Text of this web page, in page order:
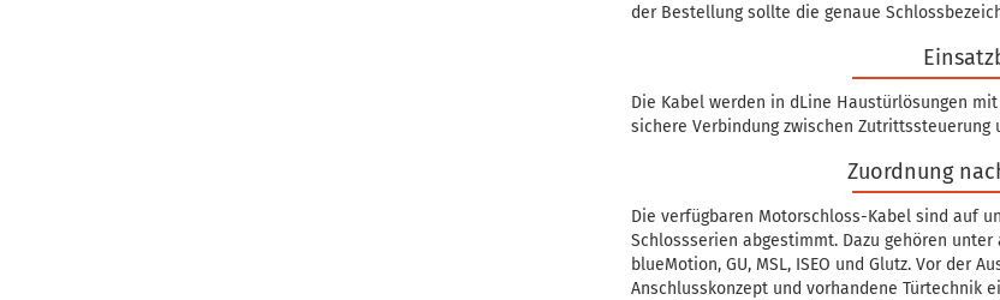
der Bestellung sollte die genaue
Die Kabel werden in dLine Haustürlösungen
sichere Verbindung zwischen Zutrittssteuerung
Zuordnung
Die verfügbaren Motorschloss-Kabel sind auf
Schlossserien abgestimmt. Dazu gehören
blueMotion, GU, MSL, ISEO und Glutz. Vor der
Anschlusskonzept und vorhandene Türtechnik